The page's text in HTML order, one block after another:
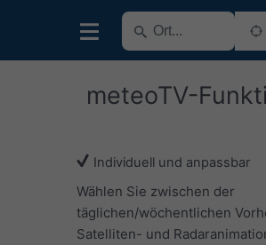
meteoTV-
Individuell und anpassbar
Wählen Sie zwischen der
täglichen/wöchentlichen
Satelliten- und